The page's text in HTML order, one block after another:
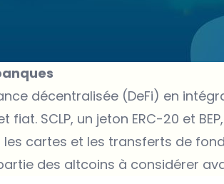
décentralisée (DeFi) en
SCLP, un jeton ERC-20 et
cartes et les transferts de
des altcoins à considérer